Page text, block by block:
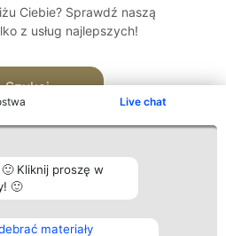
Live chat
Kliknij proszę w
🙂
materiały
Ciebie? Sprawdź naszą
z usług najlepszych!
Szukaj
Kontakt
Kontakt